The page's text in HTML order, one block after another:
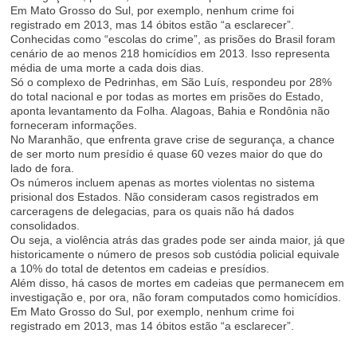
Em Mato Grosso do Sul, por exemplo, nenhum crime foi
registrado em 2013, mas 14 óbitos estão “a esclarecer”.
Conhecidas como “escolas do crime”, as prisões do Brasil foram
cenário de ao menos 218 homicídios em 2013. Isso representa
média de uma morte a cada dois dias.
Só o complexo de Pedrinhas, em São Luís, respondeu por 28%
do total nacional e por todas as mortes em prisões do Estado,
aponta levantamento da Folha . Alagoas, Bahia e Rondônia não
forneceram informações.
No Maranhão, que enfrenta grave crise de segurança, a chance
de ser morto num presídio é quase 60 vezes maior do que do
lado de fora.
Os números incluem apenas as mortes violentas no sistema
prisional dos Estados. Não consideram casos registrados em
carceragens de delegacias, para os quais não há dados
consolidados.
Ou seja, a violência atrás das grades pode ser ainda maior, já que
historicamente o número de presos sob custódia policial equivale
a 10% do total de detentos em cadeias e presídios.
Além disso, há casos de mortes em cadeias que permanecem em
investigação e, por ora, não foram computados como homicídios.
Em Mato Grosso do Sul, por exemplo, nenhum crime foi
registrado em 2013, mas 14 óbitos estão “a esclarecer”.